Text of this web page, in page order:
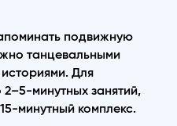
подвижную
танцевальными
Для
минутных занятий,
минутный комплекс.